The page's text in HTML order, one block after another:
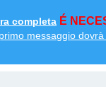
completa É
messaggio